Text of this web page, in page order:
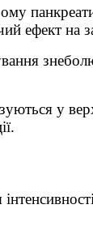
ефект на
у